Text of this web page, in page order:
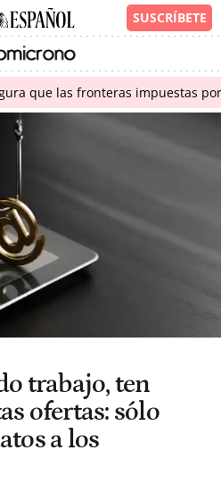
que las fronteras impuestas
trabajo, ten
ofertas: sólo
a los